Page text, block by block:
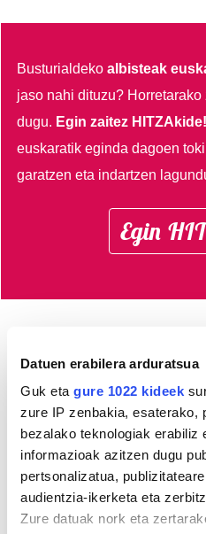
Datuen erabilera arduratsua
Guk eta gure 1022 kideek
zure IP zenbakia, esaterako,
bezalako teknologiak erabiliz
informazioak azitzen dugu
pertsonalizatua,
audientzia-ikerketa eta
Zure datuak nork eta
Busturialdekoalbisteak
jaso nahi dituzu?
dugu. Egin zaitez
euskaratik eginda dagoen
garatzen eta indartzen
Egin
3 4 5 6
10 11 12 13
17 18 19 20